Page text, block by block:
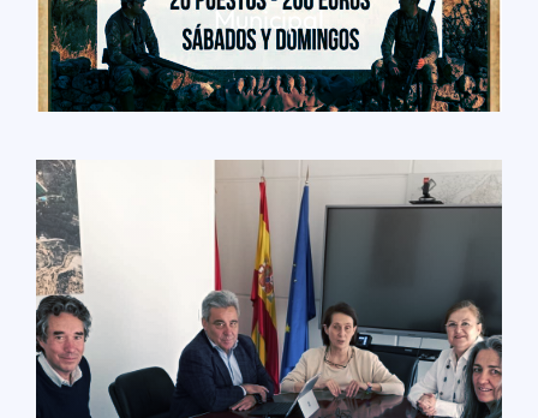
Municipal
LEER MÁS